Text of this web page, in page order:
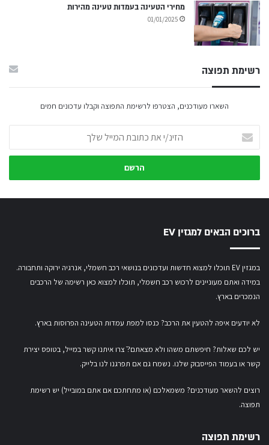
מחירי הטעינה בעמדות טעינה מהירות
01/01/2025
רשימת תפוצה
השארו מעודכנים, הצטרפו לרשימת התפוצה וקבלו עדכונים חמים
את
כתובת
שלך
ברוכים הבאים למגזין EV
במגזין EV תוכלו למצוא חדשות ועדכונים בנושאי רכב חשמלי, אנרגיה ירוקה ותחבורה.
במידה ואתם מעוניינים לרכוש רכב חשמלי, תוכלו למצוא כאן רשימה של הרכבים
הנמכרים בארץ.
לא יודעים איפה להטעין את הרכב? כנסו למפת עמדות הטעינה הפרוסות בארץ.
יש לכם שאלות? חיפשתם משהו ולא מצאתם?ֿ צרו איתנו קשר במייל, בטופס יצירת
קשראובעמוד הפייסבוק שלנו. נשמח גם אם תפרגנו לנו בלייק.
רוצים להשאר מעודכנים? משמאלכם (או מתחתכם אם אתם במובייל) יש רשימת
תפוצה.
רשימת תפוצה